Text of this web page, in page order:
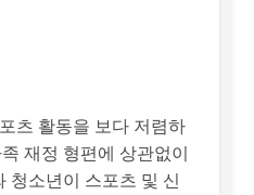
츠 활동을 보다 저렴하
재정 형편에 상관없이
청소년이 스포츠 및 신